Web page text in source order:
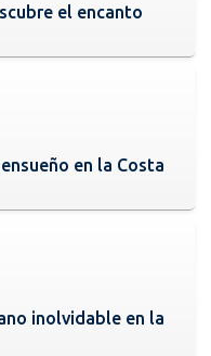
el encanto
en la Costa
inolvidable en la